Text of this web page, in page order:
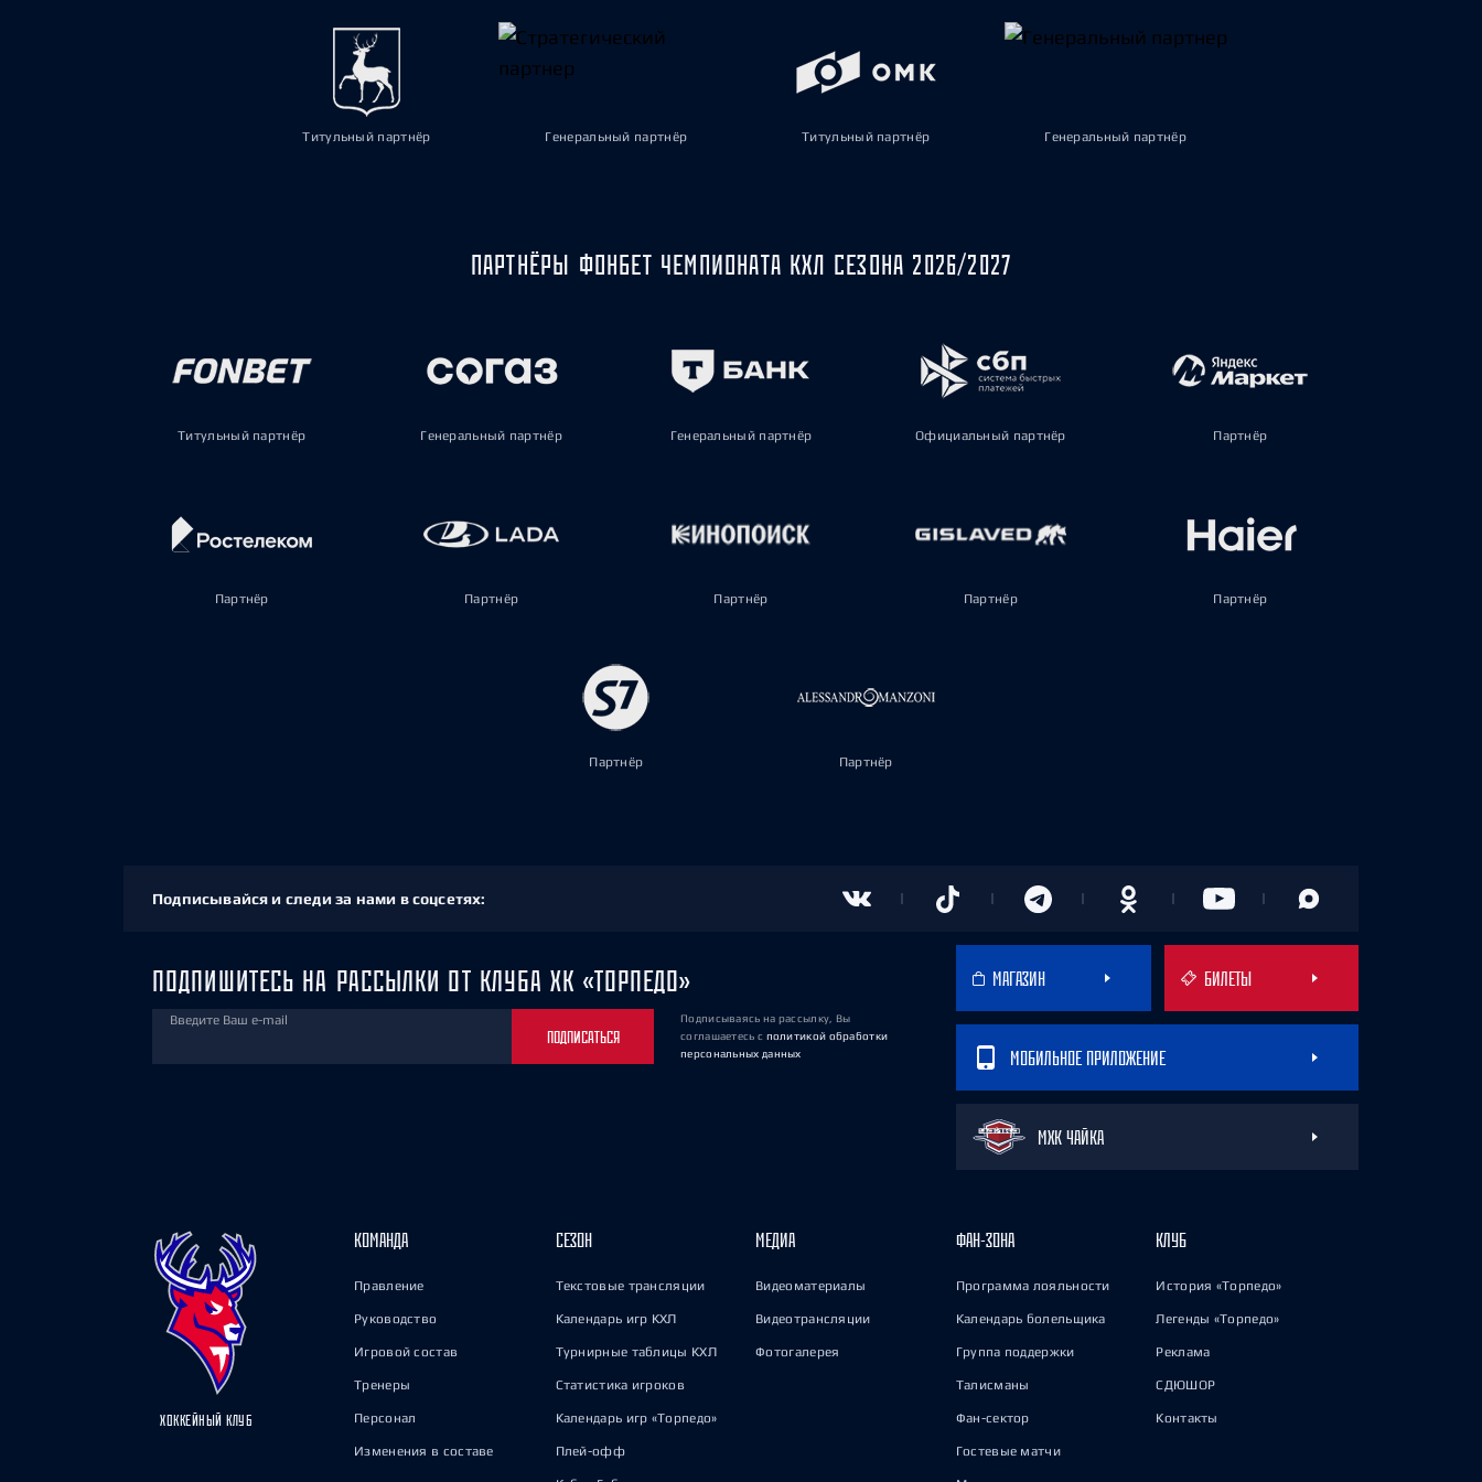
Титульный партнёр Генеральный партнёр Титульный партнёр Генеральный партнёр
ПАРТНЁРЫ ФОНБЕТ ЧЕМПИОНАТА КХЛ СЕЗОНА 2026/2027
Титульный партнёр Генеральный партнёр Генеральный партнёр Официальный партнёр Партнёр
Партнёр Партнёр Партнёр Партнёр Партнёр
Партнёр Партнёр
Подписывайся и следи за нами в соцсетях:
ПОДПИШИТЕСЬ НА РАССЫЛКИ ОТ КЛУБА ХК «ТОРПЕДО»
Введите Ваш e-mail
ПОДПИСАТЬСЯ
Подписываясь на рассылку, Вы
соглашаетесь с политикой обработки
персональных данных
МАГАЗИН БИЛЕТЫ
МОБИЛЬНОЕ ПРИЛОЖЕНИЕ
МХК ЧАЙКА
ХОККЕЙНЫЙ КЛУБ
КОМАНДА
Правление
Руководство
Игровой состав
Тренеры
Персонал
Изменения в составе
СЕЗОН
Текстовые трансляции
Календарь игр КХЛ
Турнирные таблицы КХЛ
Статистика игроков
Календарь игр «Торпедо»
Плей-офф
МЕДИА
Видеоматериалы
Видеотрансляции
Фотогалерея
ФАН-ЗОНА
Программа лояльности
Календарь болельщика
Группа поддержки
Талисманы
Фан-сектор
Гостевые матчи
КЛУБ
История «Торпедо»
Легенды «Торпедо»
Реклама
СДЮШОР
Контакты